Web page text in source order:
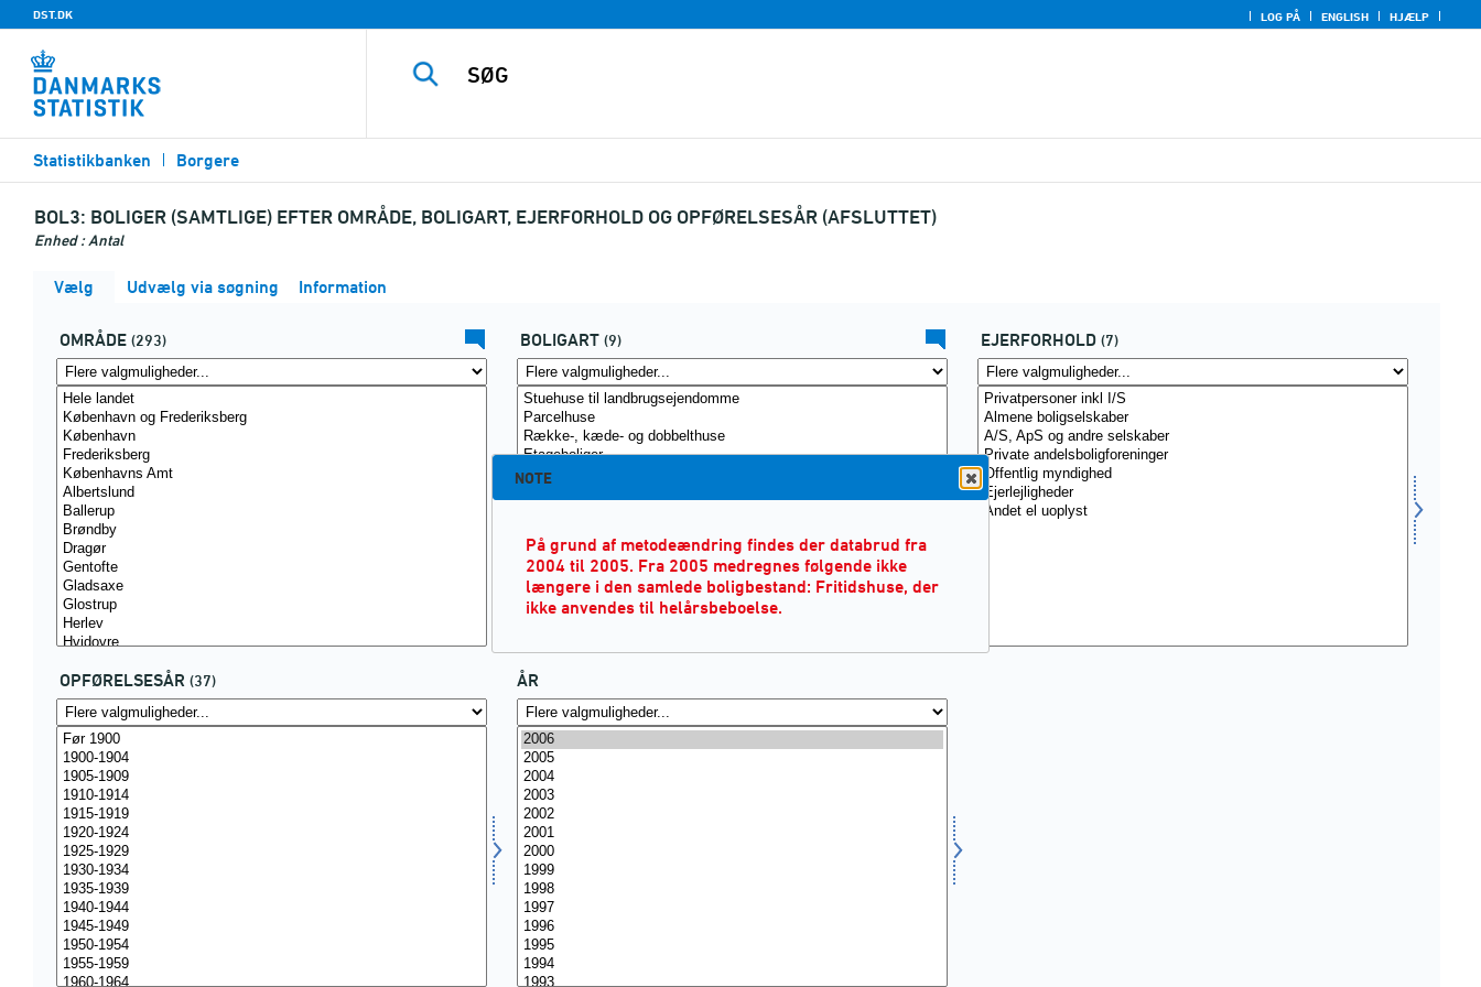
DST.DK LOG PÅ ENGLISH HJÆLP
Statistikbanken Borgere
BOL3: BOLIGER (SAMTLIGE) EFTER OMRÅDE, BOLIGART, EJERFORHOLD OG OPFØRELSESÅR (AFSLUTTET)
Enhed : Antal
Vælg Udvælg via søgning Information
OMRÅDE (293) BOLIGART (9) EJERFORHOLD (7)
OPFØRELSESÅR (37) ÅR
NOTE
På grund af metodeændring findes der databrud fra
2004 til 2005. Fra 2005 medregnes følgende ikke
længere i den samlede boligbestand: Fritidshuse, der
ikke anvendes til helårsbeboelse.